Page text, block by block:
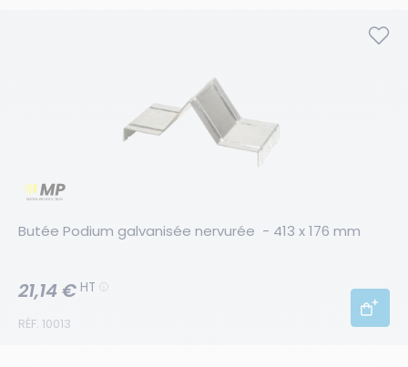
Butée Podium galvanisée nervurée  - 413 x 176 mm
RÉF. 10013
21,14 € HT